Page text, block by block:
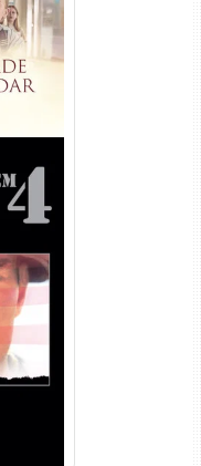
1080p